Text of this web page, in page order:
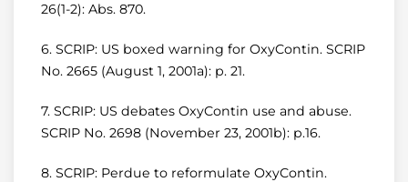
26(1-2): Abs. 870.
6. SCRIP: US boxed warning for OxyContin. SCRIP
No. 2665 (August 1, 2001a): p. 21.
7. SCRIP: US debates OxyContin use and abuse.
SCRIP No. 2698 (November 23, 2001b): p.16.
8. SCRIP: Perdue to reformulate OxyContin.